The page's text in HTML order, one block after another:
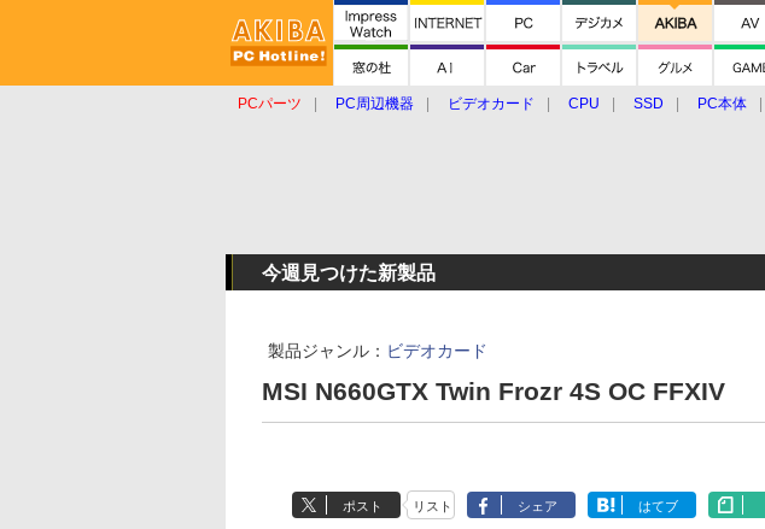
PCパーツ PC周辺機器 ビデオカード CPU SSD PC本体
今週見つけた新製品
製品ジャンル： ビデオカード
MSI N660GTX Twin Frozr 4S OC FFXIV
ポスト リスト シェア はてブ